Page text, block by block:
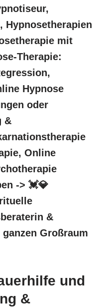
Hypnosetherapien
mit
Therapie:
Hypnose
oder
&
Online
-> 💓️💎
&
Großraum
und
&